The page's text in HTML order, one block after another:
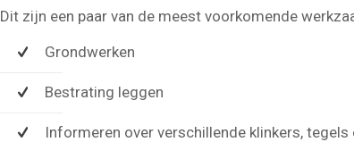
Dit zijn een paar van de meest voorkomende
Grondwerken
Bestrating leggen
Informeren over verschillende klinkers, tegels